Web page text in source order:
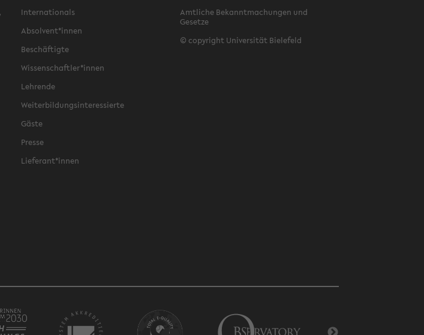
Internationals
Absolvent*innen
Beschäftigte
Wissenschaftler*innen
Lehrende
Weiterbildungsinteressierte
Gäste
Presse
Lieferant*innen
Amtliche Bekanntmachungen und
Gesetze
© copyright Universität Bielefeld